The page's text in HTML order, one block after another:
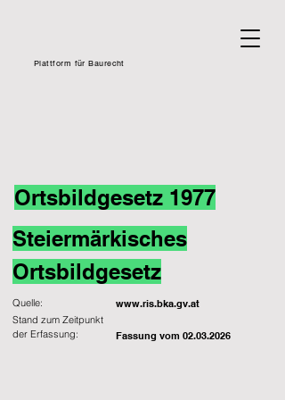
Plattform für Baurecht
Ortsbildgesetz 1977
Steiermärkisches
Ortsbildgesetz
Quelle: www.ris.bka.gv.at
Fassung vom 02.03.2026
Stand zum Zeitpunkt
der Erfassung: